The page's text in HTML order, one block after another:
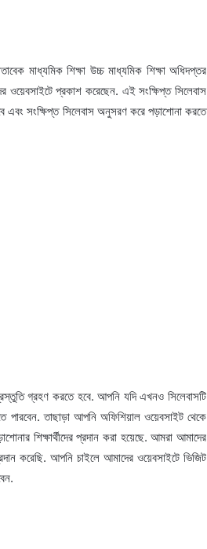
মাধ্যমিক শিক্ষা উচ্চ মাধ্যমিক শিক্ষা অধিদপ্তর
ওয়েবসাইটে প্রকাশ করেছেন. এই সংক্ষিপ্ত সিলেবাস
এবং সংক্ষিপ্ত সিলেবাস অনুসরণ করে পড়াশোনা করতে
গ্রহণ করতে হবে. আপনি যদি এখনও সিলেবাসটি
তাছাড়া আপনি অফিশিয়াল ওয়েবসাইট থেকে
শিক্ষার্থীদের প্রদান করা হয়েছে. আমরা আমাদের
করেছি. আপনি চাইলে আমাদের ওয়েবসাইটে ভিজিট